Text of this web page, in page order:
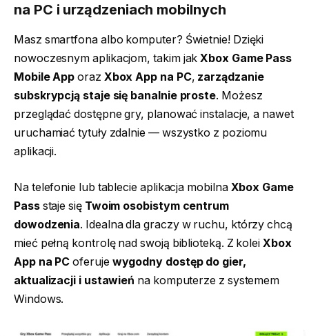
na PC i urządzeniach mobilnych
Masz smartfona albo komputer? Świetnie! Dzięki
nowoczesnym aplikacjom, takim jakXbox Game Pass
Mobile App oraz Xbox App na PC, zarządzanie
subskrypcją staje się banalnie proste. Możesz
przeglądać dostępne gry, planować instalacje, a nawet
uruchamiać tytuły zdalnie — wszystko z poziomu
aplikacji.
Na telefonie lub tablecie aplikacja mobilna Xbox Game
Passstaje się Twoim osobistym centrum
dowodzenia. Idealna dla graczy w ruchu, którzy chcą
mieć pełną kontrolę nad swoją biblioteką. Z koleiXbox
App na PC oferuje wygodny dostęp do gier,
aktualizacji i ustawień na komputerze z systemem
Windows.